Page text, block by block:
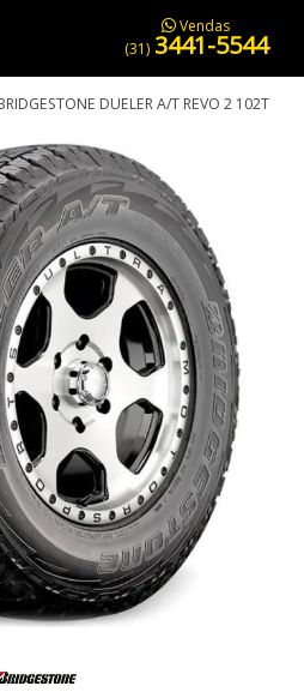
AUTOMOTIVOS NOSSA LOJA
Vendas
(31) 3441-5544
DUELER A/T REVO 2 102T